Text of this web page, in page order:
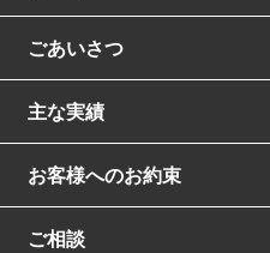
ごあいさつ
主な実績
お客様へのお約束
ご相談